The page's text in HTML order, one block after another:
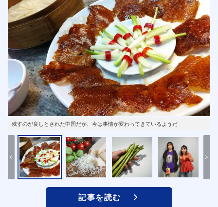
残すのが良しとされた中国だが、今は事情が変わってきているようだ
記事を読む